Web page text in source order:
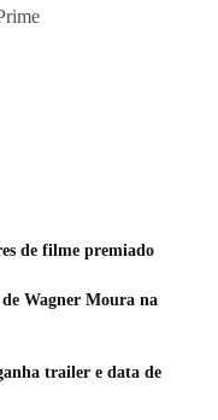
de filme premiado
Wagner Moura na
trailer e data de